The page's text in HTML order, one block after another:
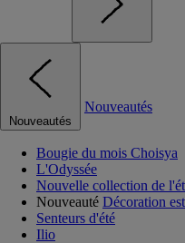
Nouveautés
Nouveautés
Bougie du mois Choisya
L'Odyssée
Nouvelle collection de
Nouveauté Décoration
Senteurs d'été
Ilio